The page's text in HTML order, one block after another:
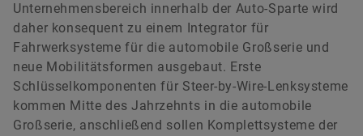
Unternehmensbereich innerhalb der Auto-Sparte wird
daher konsequent zu einem Integrator für
Fahrwerksysteme für die automobile Großserie und
neue Mobilitätsformen ausgebaut. Erste
Schlüsselkomponenten für Steer-by-Wire-Lenksysteme
kommen Mitte des Jahrzehnts in die automobile
Großserie, anschließend sollen Komplettsysteme der